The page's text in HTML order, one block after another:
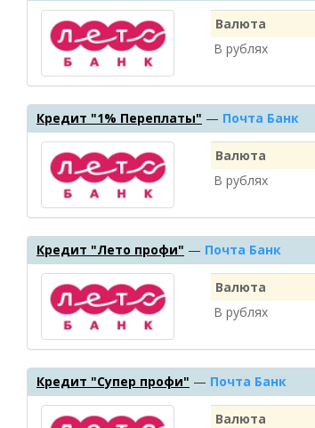
Валюта
В рублях
Кредит "1% Переплаты" — Почта Банк
Валюта
В рублях
Кредит "Лето профи" — Почта Банк
Валюта
В рублях
Кредит "Супер профи" — Почта Банк
Валюта